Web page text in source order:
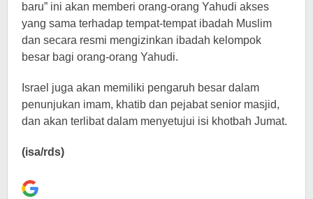
baru” ini akan memberi orang-orang Yahudi akses
yang sama terhadap tempat-tempat ibadah Muslim
dan secara resmi mengizinkan ibadah kelompok
besar bagi orang-orang Yahudi.
Israel juga akan memiliki pengaruh besar dalam
penunjukan imam, khatib dan pejabat senior masjid,
dan akan terlibat dalam menyetujui isi khotbah Jumat.
(isa/rds)